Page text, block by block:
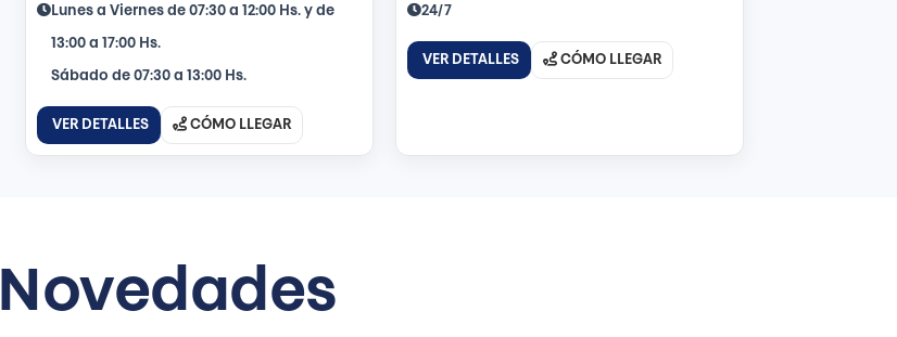
Lunes a Viernes de 07:30 a 12:00 Hs. y de
13:00 a 17:00 Hs.
Sábado de 07:30 a 13:00 Hs.
VER DETALLES CÓMO LLEGAR
24/7
VER DETALLES CÓMO LLEGAR
Novedades